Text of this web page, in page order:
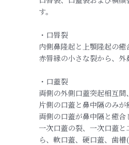
す。
・口唇裂
内側鼻隆起と上顎隆起の
赤唇縁の小さな裂から、
・口蓋裂
両側の外側口蓋突起相互
片側の口蓋と鼻中隔のみ
両側の口蓋が鼻中隔と癒合
一次口蓋の裂、一次口蓋
ら、軟口蓋、硬口蓋、歯